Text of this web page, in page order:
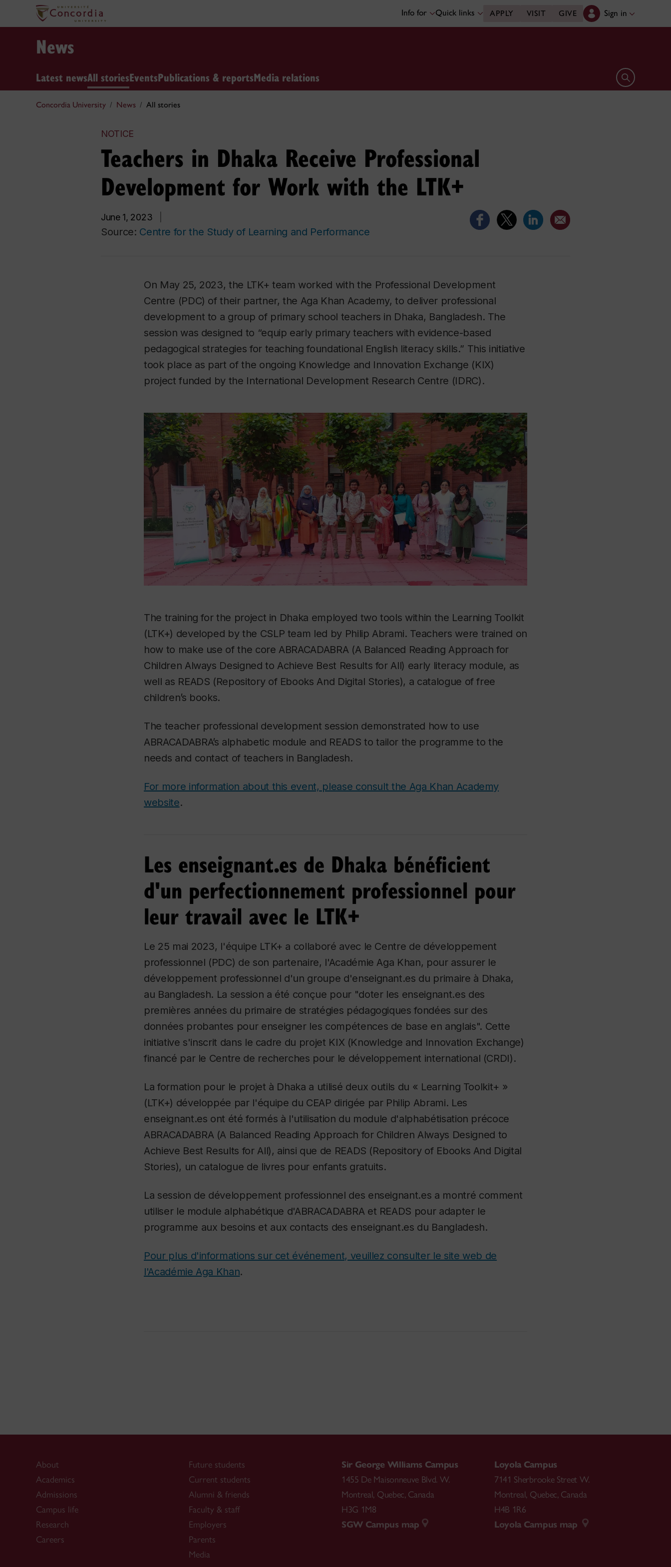
Info for Quick links APPLY VISIT GIVE Sign in
News
Latest newsAll storiesEventsPublications & reportsMedia relations Open search
Concordia University News All stories
NOTICE
Teachers in Dhaka Receive Professional
Development for Work with the LTK+
June 1, 2023
Source: Centre for the Study of Learning and Performance
On May 25, 2023, the LTK+ team worked with the Professional Development
Centre (PDC) of their partner, the Aga Khan Academy, to deliver professional
development to a group of primary school teachers in Dhaka, Bangladesh. The
session was designed to “equip early primary teachers with evidence-based
pedagogical strategies for teaching foundational English literacy skills.” This initiative
took place as part of the ongoing Knowledge and Innovation Exchange (KIX)
project funded by the International Development Research Centre (IDRC).
The training for the project in Dhaka employed two tools within the Learning Toolkit
(LTK+) developed by the CSLP team led by Philip Abrami. Teachers were trained on
how to make use of the core ABRACADABRA (A Balanced Reading Approach for
Children Always Designed to Achieve Best Results for All) early literacy module, as
well as READS (Repository of Ebooks And Digital Stories), a catalogue of free
children’s books.
The teacher professional development session demonstrated how to use
ABRACADABRA’s alphabetic module and READS to tailor the programme to the
needs and contact of teachers in Bangladesh.
For more information about this event, please consult the Aga Khan Academy
website.
Les enseignant.es de Dhaka bénéficient
d'un perfectionnement professionnel pour
leur travail avec le LTK+
Le 25 mai 2023, l'équipe LTK+ a collaboré avec le Centre de développement
professionnel (PDC) de son partenaire, l'Académie Aga Khan, pour assurer le
développement professionnel d'un groupe d'enseignant.es du primaire à Dhaka,
au Bangladesh. La session a été conçue pour "doter les enseignant.es des
premières années du primaire de stratégies pédagogiques fondées sur des
données probantes pour enseigner les compétences de base en anglais". Cette
initiative s'inscrit dans le cadre du projet KIX (Knowledge and Innovation Exchange)
financé par le Centre de recherches pour le développement international (CRDI).
La formation pour le projet à Dhaka a utilisé deux outils du « Learning Toolkit+ »
(LTK+) développée par l'équipe du CEAP dirigée par Philip Abrami. Les
enseignant.es ont été formés à l'utilisation du module d'alphabétisation précoce
ABRACADABRA (A Balanced Reading Approach for Children Always Designed to
Achieve Best Results for All), ainsi que de READS (Repository of Ebooks And Digital
Stories), un catalogue de livres pour enfants gratuits.
La session de développement professionnel des enseignant.es a montré comment
utiliser le module alphabétique d'ABRACADABRA et READS pour adapter le
programme aux besoins et aux contacts des enseignant.es du Bangladesh.
Pour plus d'informations sur cet événement, veuillez consulter le site web de
l'Académie Aga Khan.
About
Academics
Admissions
Campus life
Research
Careers
Future students
Current students
Alumni & friends
Faculty & staff
Employers
Parents
Media
Sir George Williams Campus
1455 De Maisonneuve Blvd. W.
Montreal, Quebec, Canada
H3G 1M8
SGW Campus map
Loyola Campus
7141 Sherbrooke Street W.
Montreal, Quebec, Canada
H4B 1R6
Loyola Campus map